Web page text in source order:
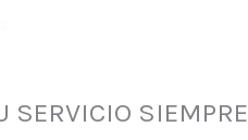
SERVICIO SIEMPRE